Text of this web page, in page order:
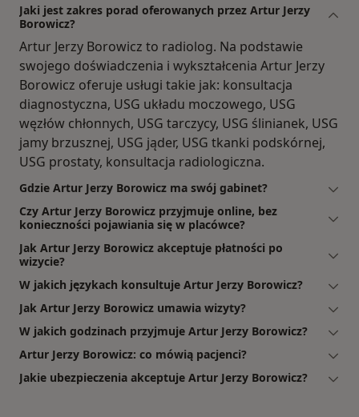
Jaki jest zakres porad oferowanych przez Artur Jerzy
Borowicz?
Artur Jerzy Borowicz to radiolog. Na podstawie
swojego doświadczenia i wykształcenia Artur Jerzy
Borowicz oferuje usługi takie jak: konsultacja
diagnostyczna, USG układu moczowego, USG
węzłów chłonnych, USG tarczycy, USG ślinianek, USG
jamy brzusznej, USG jąder, USG tkanki podskórnej,
USG prostaty, konsultacja radiologiczna.
Gdzie Artur Jerzy Borowicz ma swój gabinet?
Czy Artur Jerzy Borowicz przyjmuje online, bez
konieczności pojawiania się w placówce?
Jak Artur Jerzy Borowicz akceptuje płatności po
wizycie?
W jakich językach konsultuje Artur Jerzy Borowicz?
Jak Artur Jerzy Borowicz umawia wizyty?
W jakich godzinach przyjmuje Artur Jerzy Borowicz?
Artur Jerzy Borowicz: co mówią pacjenci?
Jakie ubezpieczenia akceptuje Artur Jerzy Borowicz?